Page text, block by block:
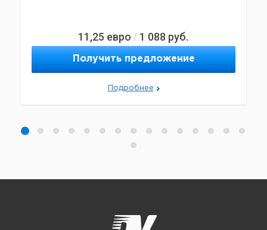
11,25 евро / 1 088 руб.
Получить предложение
Подробнее